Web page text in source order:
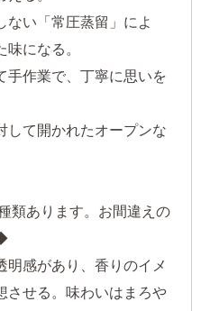
ない「常圧蒸留」によ
になる。
手作業で、丁寧に思いを
して開かれたオープンな
類あります。お間違えの
明感があり、香りのイメ
させる。味わいはまろや